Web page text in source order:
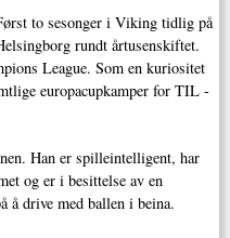
to sesonger i Viking tidlig på
rundt årtusenskiftet.
League. Som en kuriositet
europacupkamper for TIL -
Han er spilleintelligent, har
og er i besittelse av en
å drive med ballen i beina.